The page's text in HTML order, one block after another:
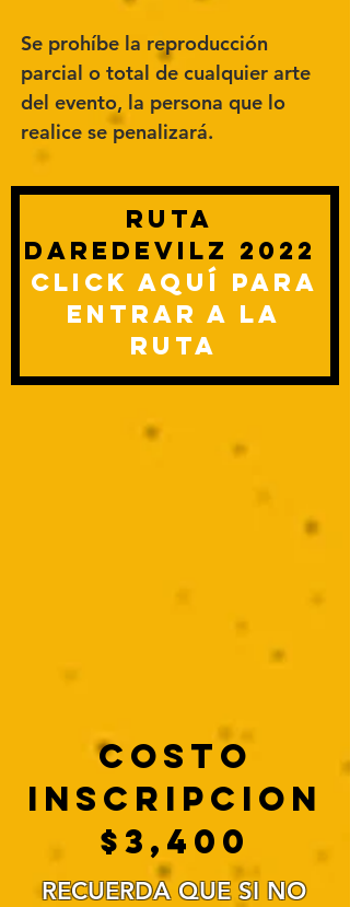
Se prohíbe la reproducción
parcial o total de cualquier arte
del evento, la persona que lo
realice se penalizará.
CLICK AQUÍ PARA
ENTRAR A LA
RUTA
RUTA
DAREDEVILZ 2022
COSTO
INSCRIPCION
$3,400
RECUERDA QUE SI NO